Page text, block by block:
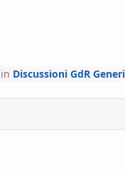
in Discussioni GdR